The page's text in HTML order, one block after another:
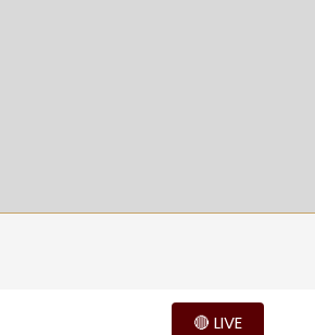
🔴 LIVE